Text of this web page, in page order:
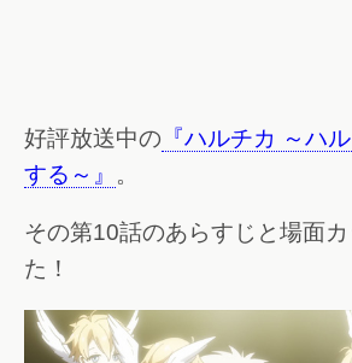
好評放送中の 『ハルチカ ～ハ
する～』 。
その第10話のあらすじと場面
た！